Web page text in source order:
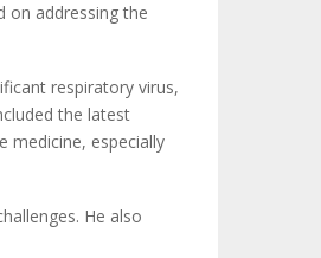
on addressing the
respiratory virus,
the latest
medicine, especially
He also